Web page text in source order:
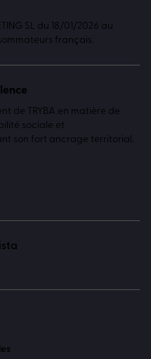
SL du 18/01/2026 au
français.
de TRYBA en matière de
sociale et
son fort ancrage territorial.